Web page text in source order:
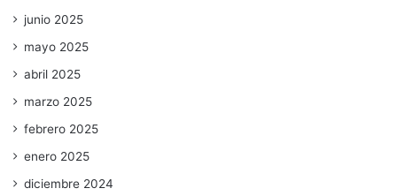
junio 2025
mayo 2025
abril 2025
marzo 2025
febrero 2025
enero 2025
diciembre 2024